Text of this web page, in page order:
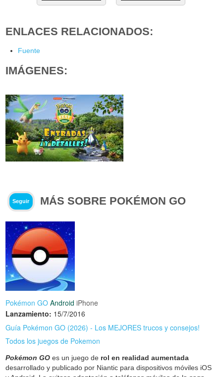
ENLACES RELACIONADOS:
Fuente
IMÁGENES:
Seguir MÁS SOBRE POKÉMON GO
Pokémon GO Android iPhone
Lanzamiento: 15/7/2016
Guía Pokémon GO (2026) - Los MEJORES trucos y consejos!
Todos los juegos de Pokemon
Pokémon GO es un juego de rol en realidad aumentada
desarrollado y publicado por Niantic para dispositivos móviles iOS